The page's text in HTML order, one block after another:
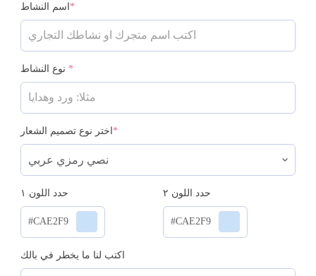
اسم النشاط *
*
اختر نوع تصميم الشعار *
حدد اللون ١
#CAE2F9
حدد اللون ٢
#CAE2F9
اكتب لنا ما يخطر في بالك